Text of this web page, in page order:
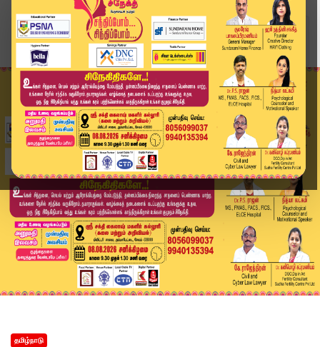
Home
தமிழ்நாடு
17 ஐ.ஏ.எஸ் அதிகாரிகள் இடமாற்றம்.. தமிழ்நாடு அரச...
தமிழ்நாடு